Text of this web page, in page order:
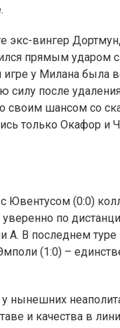
экс-вингер
прямым ударом с
игре у Милана была
силу после
своим шансом со
только Окафор и
Ювентусом (0:0)
уверенно по
А. В последнем
(1:0) –
нынешних
и качества в